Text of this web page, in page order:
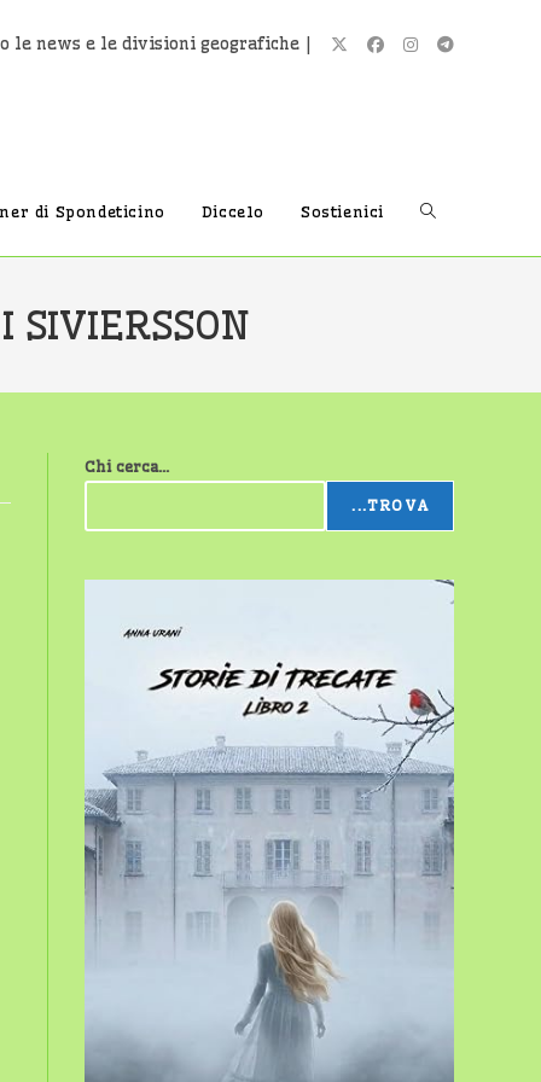
le news e le divisioni geografiche |
di Spondeticino Diccelo Sostienici Attiva/
ricerca
sul
SIVIERSSON
Chi cerca...
...TROVA